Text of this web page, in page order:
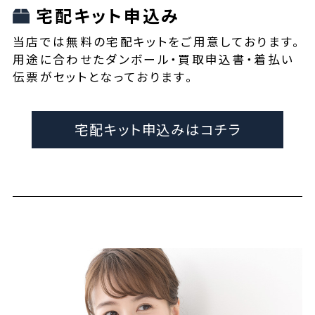
宅配キット申込み
当店では無料の宅配キットをご用意しております。
用途に合わせたダンボール・買取申込書・着払い
伝票がセットとなっております。
宅配キット申込みはコチラ